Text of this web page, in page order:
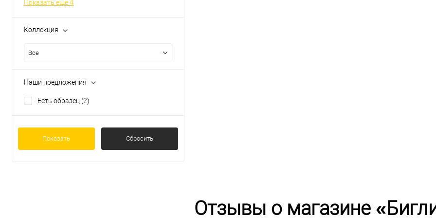
Показать ещё 4
Коллекция
Все
Наши предложения
Есть образец (2)
Показать Сбросить
Отзывы о магазине